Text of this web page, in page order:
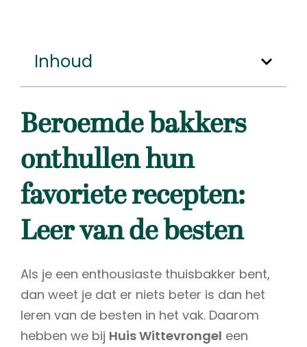
Inhoud
Beroemde bakkers
onthullen hun
favoriete recepten:
Leer van de besten
Als je een enthousiaste thuisbakker bent,
dan weet je dat er niets beter is dan het
leren van de besten in het vak. Daarom
hebben we bij Huis Wittevrongel een